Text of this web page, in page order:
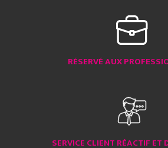
RÉSERVÉ AUX
SERVICE CLIENT RÉACTIF ET